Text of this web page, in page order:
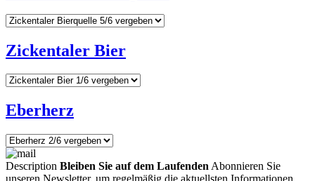
Zickentaler Bier
Eberherz
Description Bleiben Sie auf dem Laufenden Abonnieren Sie